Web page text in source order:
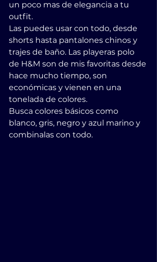
un poco mas de elegancia a tu
outfit.
Las puedes usar con todo, desde
shorts hasta pantalones chinos y
trajes de baño. Las playeras polo
de H&M son de mis favoritas desde
hace mucho tiempo, son
económicas y vienen en una
tonelada de colores.
Busca colores básicos como
blanco, gris, negro y azul marino y
combinalas con todo.